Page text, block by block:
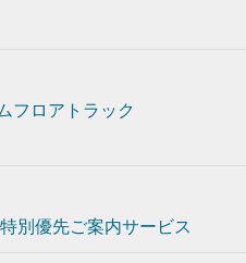
フロアトラック
特別優先ご案内サービス